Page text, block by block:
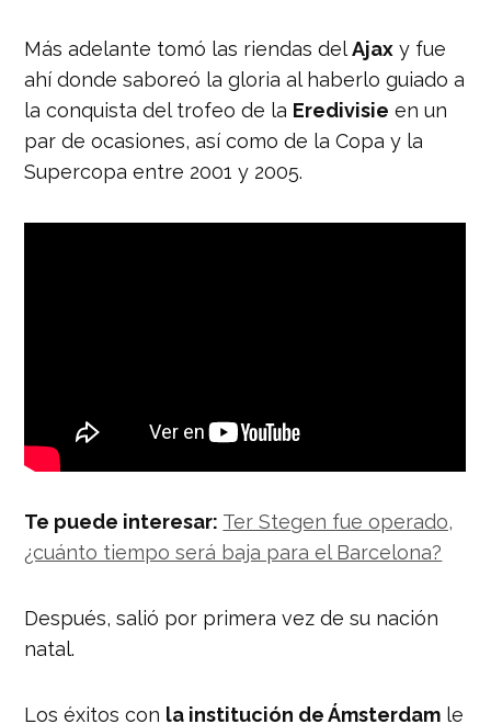
Más adelante tomó las riendas delAjax y fue
ahí donde saboreó la gloria al haberlo guiado a
la conquista del trofeo de la Eredivisie en un
par de ocasiones, así como de la Copa y la
Supercopa entre 2001 y 2005.
Te puede interesar: Ter Stegen fue operado,
¿cuánto tiempo será baja para el Barcelona?
Después, salió por primera vez de su nación
natal.
Los éxitos con la institución de Ámsterdam le